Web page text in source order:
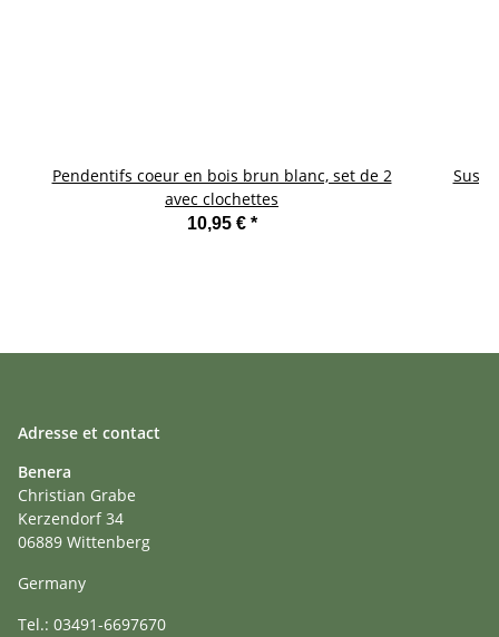
Pendentifs coeur en bois brun blanc, set de 2
avec clochettes
10,95 € *
Adresse et contact
Benera
Christian Grabe
Kerzendorf 34
06889 Wittenberg
Germany
Tel.: 03491-6697670